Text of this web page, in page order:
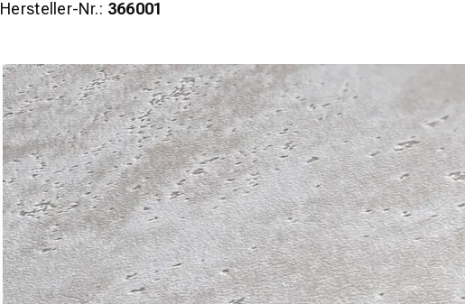
Hersteller-Nr.: 366001